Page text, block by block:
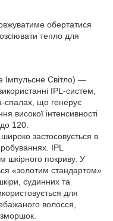
обертатися
тепло для
Імпульсне Світло) —
IPL-систем,
спалах, що генерує
високої інтенсивності
120.
застосовується в
IPL
шкірного покриву. У
«золотим стандартом»
судинних та
для
волосся,